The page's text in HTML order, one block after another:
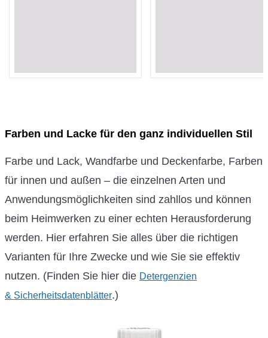
Farben und Lacke für den ganz individuellen Stil
Farbe und Lack, Wandfarbe und Deckenfarbe, Farben
für innen und außen – die einzelnen Arten und
Anwendungsmöglichkeiten sind zahllos und können
beim Heimwerken zu einer echten Herausforderung
werden. Hier erfahren Sie alles über die richtigen
Varianten für Ihre Zwecke und wie Sie sie effektiv
nutzen. (Finden Sie hier die Detergenzien
& Sicherheitsdatenblätter.)